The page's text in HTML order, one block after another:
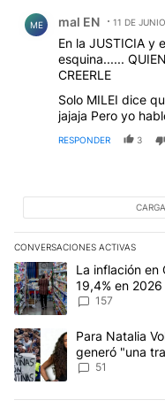
ME mal EN 11 DE
En la JUSTICIA y
esquina......
CREERLE
Solo MILEI dice
jajaja Pero yo
RESPONDER 3
CONVERSACIONES ACTIVAS
Este listado muestra los
Un artículo de tendencia
La inflación en
19,4% en 2026
157
Un artículo de tendencia
Para Natalia
generó "una
de Malvinas"
51